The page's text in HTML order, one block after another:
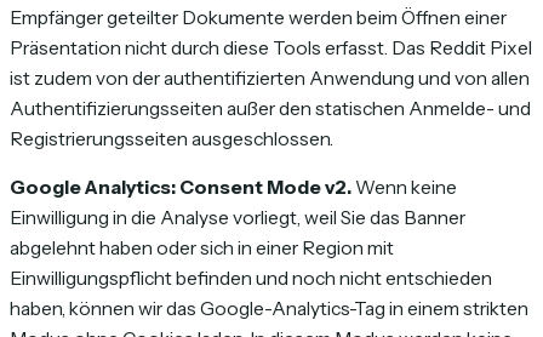
Empfänger geteilter Dokumente werden beim Öffnen einer
Präsentation nicht durch diese Tools erfasst. Das Reddit Pixel
ist zudem von der authentifizierten Anwendung und von allen
Authentifizierungsseiten außer den statischen Anmelde- und
Registrierungsseiten ausgeschlossen.
Google Analytics: Consent Mode v2. Wenn keine
Einwilligung in die Analyse vorliegt, weil Sie das Banner
abgelehnt haben oder sich in einer Region mit
Einwilligungspflicht befinden und noch nicht entschieden
haben, können wir das Google-Analytics-Tag in einem strikten